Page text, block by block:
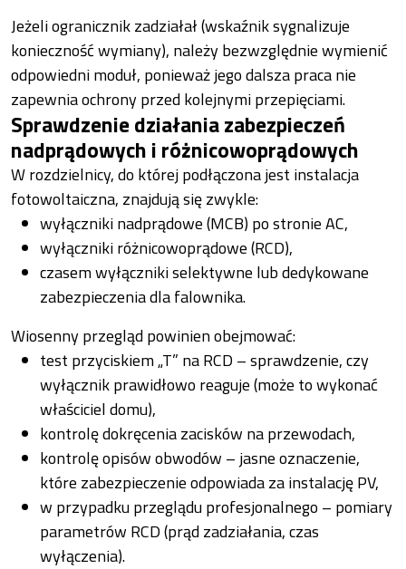
Jeżeli ogranicznik zadziałał (wskaźnik sygnalizuje
konieczność wymiany), należy bezwzględnie wymienić
odpowiedni moduł, ponieważ jego dalsza praca nie
zapewnia ochrony przed kolejnymi przepięciami.
Sprawdzenie działania zabezpieczeń
nadprądowych i różnicowoprądowych
W rozdzielnicy, do której podłączona jest instalacja
fotowoltaiczna, znajdują się zwykle:
wyłączniki nadprądowe (MCB) po stronie AC,
wyłączniki różnicowoprądowe (RCD),
czasem wyłączniki selektywne lub dedykowane
zabezpieczenia dla falownika.
Wiosenny przegląd powinien obejmować:
test przyciskiem „T” na RCD – sprawdzenie, czy
wyłącznik prawidłowo reaguje (może to wykonać
właściciel domu),
kontrolę dokręcenia zacisków na przewodach,
kontrolę opisów obwodów – jasne oznaczenie,
które zabezpieczenie odpowiada za instalację PV,
w przypadku przeglądu profesjonalnego – pomiary
parametrów RCD (prąd zadziałania, czas
wyłączenia).